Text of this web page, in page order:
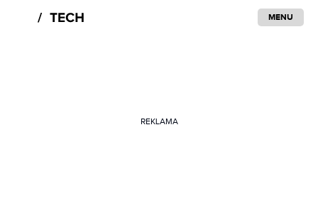
MENU
REKLAMA